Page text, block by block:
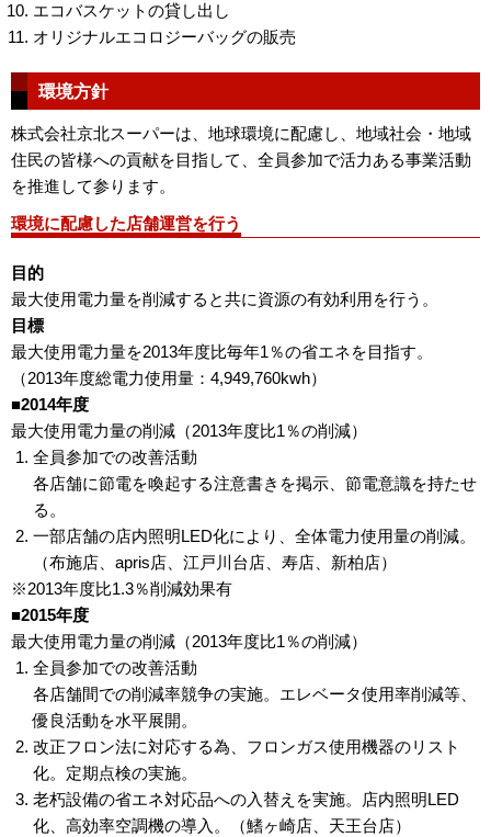
エコバスケットの貸し出し
オリジナルエコロジーバッグの販売
環境方針
株式会社京北スーパーは、地球環境に配慮し、地域社会・地域
住民の皆様への貢献を目指して、全員参加で活力ある事業活動
を推進して参ります。
環境に配慮した店舗運営を行う
目的
最大使用電力量を削減すると共に資源の有効利用を行う。
目標
最大使用電力量を2013年度比毎年1％の省エネを目指す。
（2013年度総電力使用量：4,949,760kwh）
■2014年度
最大使用電力量の削減（2013年度比1％の削減）
全員参加での改善活動
各店舗に節電を喚起する注意書きを掲示、節電意識を持たせ
る。
一部店舗の店内照明LED化により、全体電力使用量の削減。
（布施店、apris店、江戸川台店、寿店、新柏店）
※2013年度比1.3％削減効果有
■2015年度
最大使用電力量の削減（2013年度比1％の削減）
全員参加での改善活動
各店舗間での削減率競争の実施。エレベータ使用率削減等、
優良活動を水平展開。
改正フロン法に対応する為、フロンガス使用機器のリスト
化。定期点検の実施。
老朽設備の省エネ対応品への入替えを実施。店内照明LED
化、高効率空調機の導入。（鰭ヶ崎店、天王台店）